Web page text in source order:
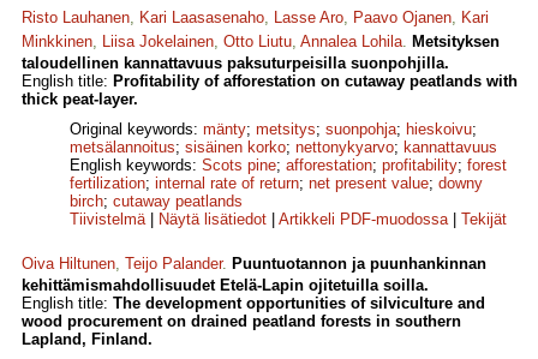
Risto Lauhanen, Kari Laasasenaho, Lasse Aro, Paavo Ojanen, Kari
Minkkinen, Liisa Jokelainen, Otto Liutu, Annalea Lohila. Metsityksen
taloudellinen kannattavuus paksuturpeisilla suonpohjilla.
English title: Profitability of afforestation on cutaway peatlands with
thick peat-layer.
Original keywords: mänty; metsitys; suonpohja; hieskoivu;
metsälannoitus; sisäinen korko; netto­nykyarvo; kannattavuus
English keywords: Scots pine; afforestation; profitability; forest
fertilization; internal rate of return; net present value; downy
birch; cutaway peatlands
Tiivistelmä| Näytä lisätiedot Artikkeli PDF-muodossa| Tekijät
Oiva Hiltunen, Teijo Palander. Puuntuotannon ja puunhankinnan
kehittämismahdollisuudet Etelä-Lapin ojitetuilla soilla.
English title: The development opportunities of silviculture and
wood procurement on drained peatland forests in southern
Lapland, Finland.